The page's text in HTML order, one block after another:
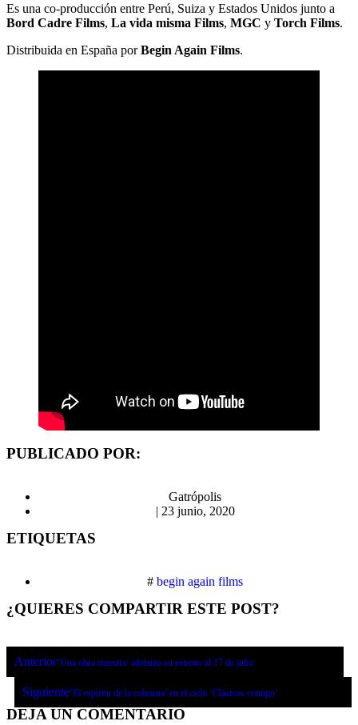
Es una co-producción entre Perú, Suiza y Estados Unidos junto a
Bord Cadre Films, La vida misma Films, MGC y Torch Films.
Distribuida en España porBegin Again Films.
PUBLICADO POR:
Gatrópolis
| 23 junio, 2020
ETIQUETAS
# begin again films
¿QUIERES COMPARTIR ESTE POST?
Anterior‘Una obra maestra’ adelanta su estreno al 17 de julio
Siguiente‘El espíritu de la colmena’ en el ciclo ‘Clásicos contigo’
DEJA UN COMENTARIO